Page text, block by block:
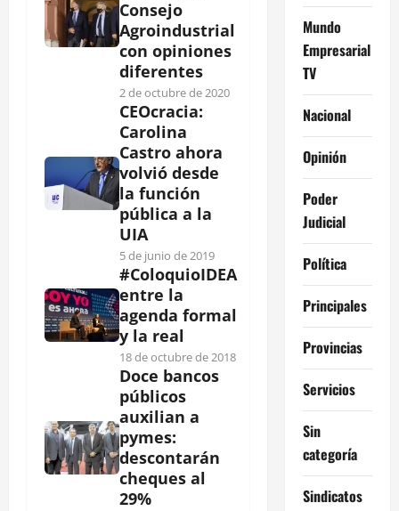
Consejo
Agroindustrial
con opiniones
diferentes
2 de octubre de 2020
CEOcracia:
Carolina
Castro ahora
volvió desde
la función
pública a la
UIA
5 de junio de 2019
#ColoquioIDEA
entre la
agenda formal
y la real
18 de octubre de 2018
Doce bancos
públicos
auxilian a
pymes:
descontarán
cheques al
29%
Mundo
Empresarial
TV
Nacional
Opinión
Poder
Judicial
Política
Principales
Provincias
Servicios
Sin
categoría
Sindicatos